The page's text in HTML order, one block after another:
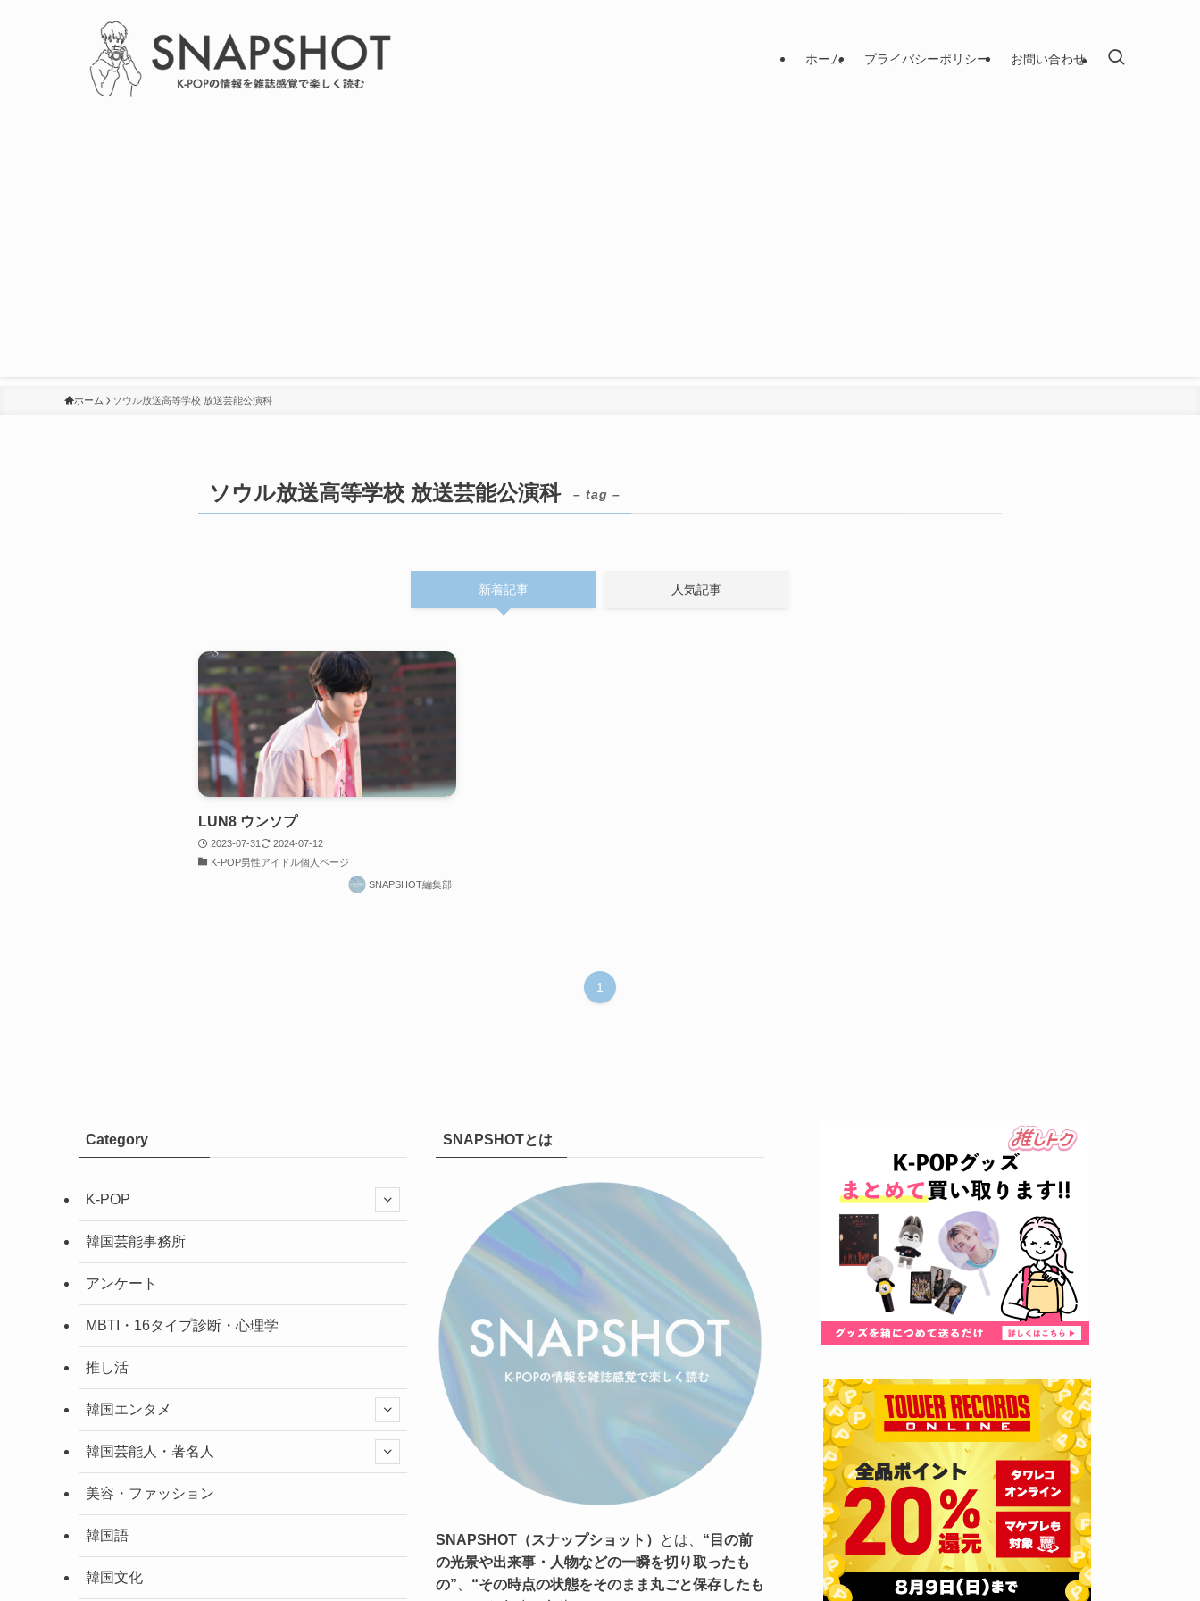
ホーム プライバシーポリシー お問い合わせ
ホーム ソウル放送高等学校 放送芸能公演科
ソウル放送高等学校 放送芸能公演科 – tag –
新着記事 人気記事
LUN8 ウンソプ
2023-07-31
2024-07-12
K-POP男性アイドル個人ページ
SNAPSHOT編集部
1
Category
K-POP
韓国芸能事務所
アンケート
MBTI・16タイプ診断・心理学
推し活
韓国エンタメ
韓国芸能人・著名人
美容・ファッション
韓国語
韓国文化
SNAPSHOTとは
SNAPSHOT（スナップショット） とは、 “目の前
の光景や出来事・人物などの一瞬を切り取ったも
の”、 “その時点の状態をそのまま丸ごと保存したも